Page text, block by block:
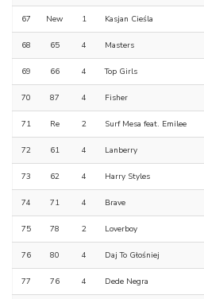
67 New 1 Kasjan Cieśla
68 65 4 Masters
69 66 4 Top Girls
70 87 4 Fisher
71 Re 2 Surf Mesa feat. Emilee
72 61 4 Lanberry
73 62 4 Harry Styles
74 71 4 Brave
75 78 2 Loverboy
76 80 4 Daj To Głośniej
77 76 4 Dede Negra